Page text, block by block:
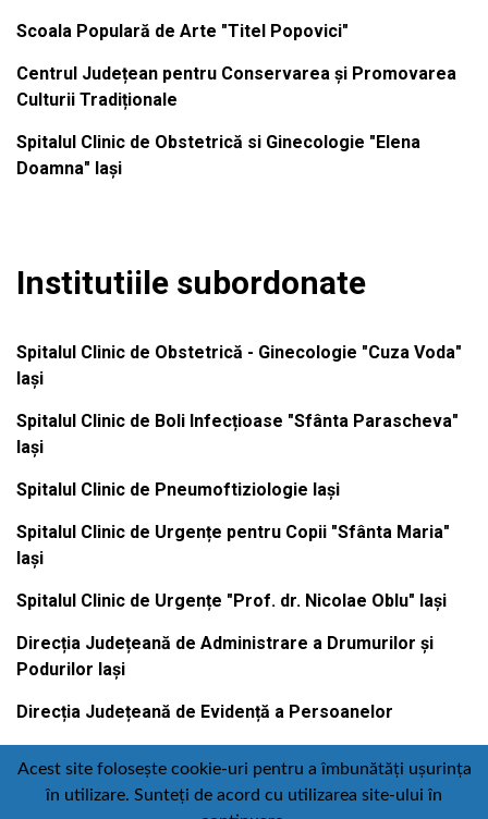
Scoala Populară de Arte "Titel Popovici"
Centrul Județean pentru Conservarea și Promovarea
Culturii Tradiționale
Spitalul Clinic de Obstetrică si Ginecologie "Elena
Doamna" Iași
Institutiile subordonate
Spitalul Clinic de Obstetrică - Ginecologie "Cuza Voda"
Iași
Spitalul Clinic de Boli Infecțioase "Sfânta Parascheva"
Iași
Spitalul Clinic de Pneumoftiziologie Iași
Spitalul Clinic de Urgențe pentru Copii "Sfânta Maria"
Iași
Spitalul Clinic de Urgențe "Prof. dr. Nicolae Oblu" Iași
Direcția Județeană de Administrare a Drumurilor și
Podurilor Iași
Direcția Județeană de Evidență a Persoanelor
Contact Politică de confidențialitate
Acest site folosește cookie-uri pentru a îmbunătăți ușurința
în utilizare. Sunteți de acord cu utilizarea site-ului în